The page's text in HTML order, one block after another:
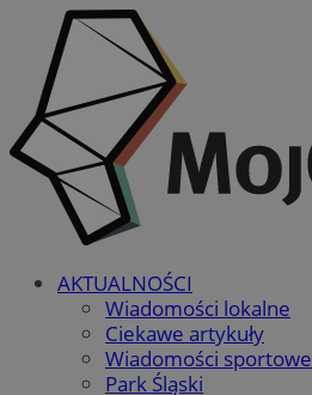
AKTUALNOŚCI
Wiadomości lokalne
Ciekawe artykuły
Wiadomości sportowe
Park Śląski